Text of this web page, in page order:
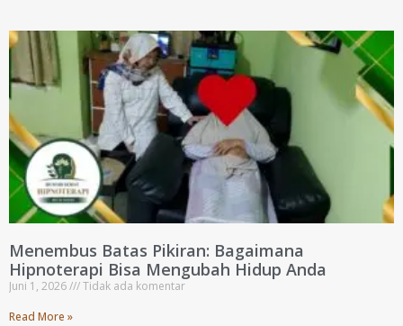
Menembus Batas Pikiran: Bagaimana
Hipnoterapi Bisa Mengubah Hidup Anda
Juni 1, 2026
Tidak ada komentar
Read More »